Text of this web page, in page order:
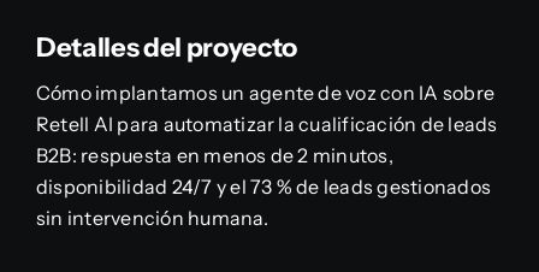
Detalles del proyecto
Cómo implantamos un agente de voz con IA sobre
Retell AI para automatizar la cualificación de leads
B2B: respuesta en menos de 2 minutos,
disponibilidad 24/7 y el 73 % de leads gestionados
sin intervención humana.